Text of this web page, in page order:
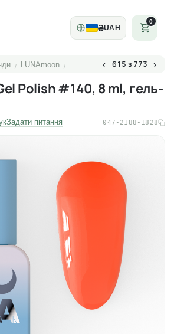
₴UAH
0
/ LUNAmoon / ‹ 615 з 773 ›
Polish #140, 8 ml, гель-
Задати питання 047-2188-1828